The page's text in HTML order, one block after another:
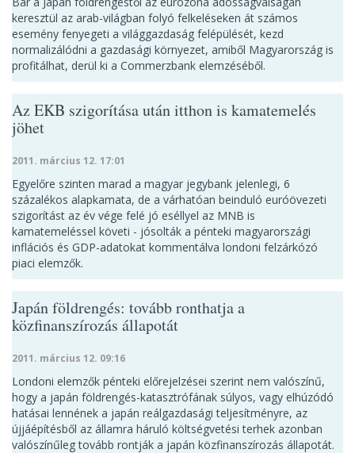
keresztül az arab-világban folyó felkeléseken át számos
esemény fenyegeti a világgazdaság felépülését, kezd
normalizálódni a gazdasági környezet, amiből Magyarország is
profitálhat, derül ki a Commerzbank elemzéséből.
Az EKB szigorítása után itthon is kamatemelés
jöhet
2011. március 12. 17:01
Egyelőre szinten marad a magyar jegybank jelenlegi, 6
százalékos alapkamata, de a várhatóan beinduló euróövezeti
szigorítást az év vége felé jó eséllyel az MNB is
kamatemeléssel követi - jósolták a pénteki magyarországi
inflációs és GDP-adatokat kommentálva londoni felzárkózó
piaci elemzők.
Japán földrengés: tovább ronthatja a
közfinanszírozás állapotát
2011. március 12. 09:16
Londoni elemzők pénteki előrejelzései szerint nem valószínű,
hogy a japán földrengés-katasztrófának súlyos, vagy elhúzódó
hatásai lennének a japán reálgazdasági teljesítményre, az
újjáépítésből az államra háruló költségvetési terhek azonban
valószínűleg tovább rontják a japán közfinanszírozás állapotát.